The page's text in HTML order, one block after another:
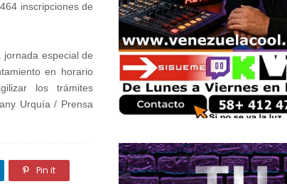
inscripciones de
especial de
en horario
los trámites
Urquía / Prensa
Pin it